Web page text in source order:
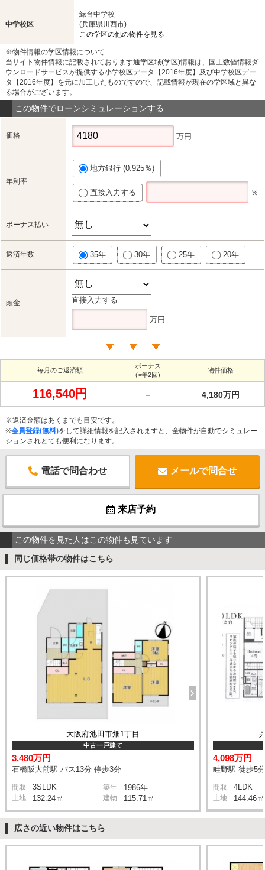
中学校区
緑台中学校
(兵庫県川西市)
この学区の他の物件を見る
※物件情報の学区情報について
当サイト物件情報に記載されております通学区域(学区)情報は、国土数値情報ダ
ウンロードサービスが提供する小学校区データ【2016年度】及び中学校区デー
タ【2016年度】を元に加工したものですので、記載情報が現在の学区域と異な
る場合がございます。
この物件でローンシミュレーションする
価格 万円
年利率
地方銀行 (0.925％)
直接入力する ％
ボーナス払い
返済年数 35年 30年 25年 20年
頭金 直接入力する
万円
毎月のご返済額
ボーナス
(×年2回)
物件価格
116,540円 － 4,180万円
※返済金額はあくまでも目安です。
※会員登録(無料)をして詳細情報を記入されますと、全物件が自動でシミュレー
ションされとても便利になります。
電話で問合わせ メールで問合せ
来店予約
この物件を見た人はこの物件も見ています
同じ価格帯の物件はこちら
大阪府池田市畑1丁目
中古一戸建て
3,480万円
石橋阪大前駅 バス13分 停歩3分
間取 3SLDK 築年 1986年
土地 132.24㎡ 建物 115.71㎡
4,098万円
畦野駅 徒歩5分
間取 4LDK
土地 144.46㎡
広さの近い物件はこちら